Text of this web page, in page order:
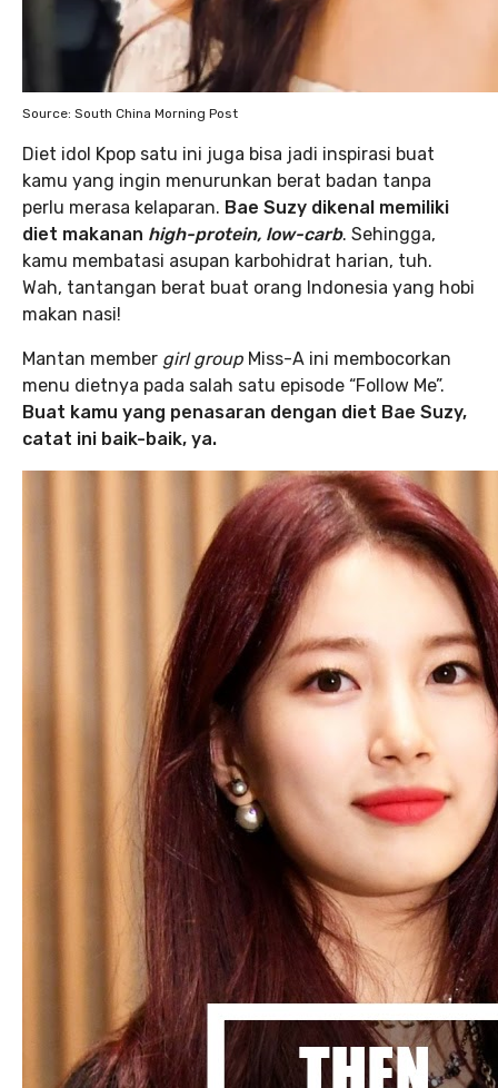
Source: South China Morning Post
Diet idol Kpop satu ini juga bisa jadi inspirasi buat
kamu yang ingin menurunkan berat badan tanpa
perlu merasa kelaparan. Bae Suzy dikenal memiliki
diet makanan high-protein, low-carb. Sehingga,
kamu membatasi asupan karbohidrat harian, tuh.
Wah, tantangan berat buat orang Indonesia yang hobi
makan nasi!
Mantan member girl group Miss-A ini membocorkan
menu dietnya pada salah satu episode “Follow Me”.
Buat kamu yang penasaran dengan diet Bae Suzy,
catat ini baik-baik, ya.